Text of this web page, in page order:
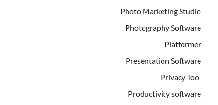
Photo Marketing Studio
Photography Software
Platformer
Presentation Software
Privacy Tool
Productivity software